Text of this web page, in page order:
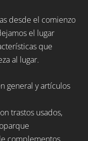
desde el comienzo
el lugar
que
al lugar.
general y artículos
trastos usados,
complementos